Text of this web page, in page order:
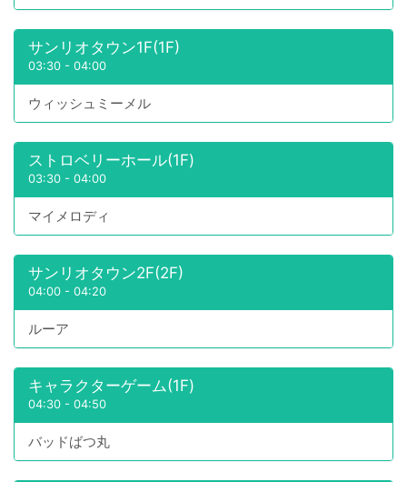
サンリオタウン1F(1F)
03:30 - 04:00
ウィッシュミーメル
ストロベリーホール(1F)
03:30 - 04:00
マイメロディ
サンリオタウン2F(2F)
04:00 - 04:20
ルーア
キャラクターゲーム(1F)
04:30 - 04:50
バッドばつ丸